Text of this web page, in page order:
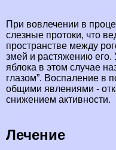
При вовлечении в
слезные протоки, что
прострaнcтве между
змей и растяжению его.
яблока в этом случае
глазом”. Воспаление в
общими явлениями -
снижением активности.
Лечение